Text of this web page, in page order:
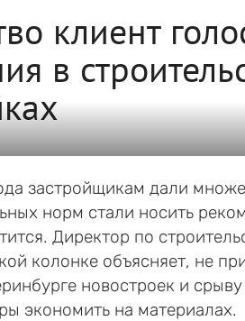
клиент
в
застройщикам дали
норм стали носить
Директор по
колонке объясняет, не
новостроек и
экономить на материалах.